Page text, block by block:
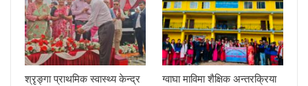
श्रृङ्गा प्राथमिक स्वास्थ्य केन्द्र
ग्वाघा माविमा शैक्षिक अन्तरक्रिया